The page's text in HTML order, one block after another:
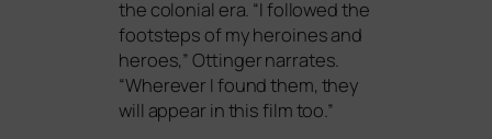
the colo­ni­al era. “I fol­lo­wed the
foot­s­teps of my hero­i­nes and
heroes,” Ottinger nar­ra­tes.
“Wherever I found them, they
will appear in this film too.”